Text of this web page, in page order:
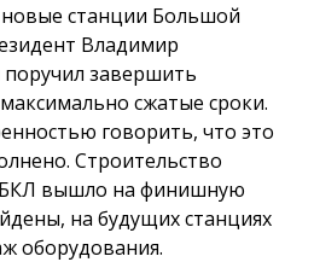
станции Большой
Владимир
завершить
сжатые сроки.
говорить, что это
Строительство
БКЛ вышло на финишную
на будущих станциях
оборудования.